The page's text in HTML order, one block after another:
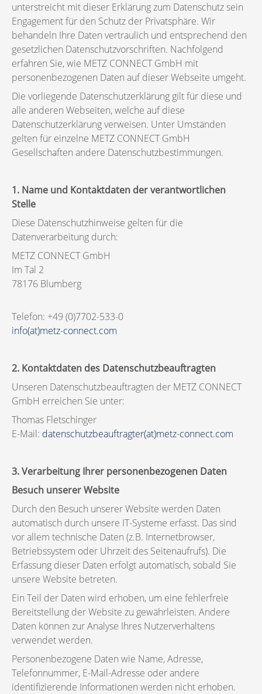
unterstreicht mit dieser Erklärung zum Datenschutz sein
Engagement für den Schutz der Privatsphäre. Wir
behandeln Ihre Daten vertraulich und entsprechend den
gesetzlichen Datenschutzvorschriften. Nachfolgend
erfahren Sie, wie METZ CONNECT GmbH mit
personenbezogenen Daten auf dieser Webseite umgeht.
Die vorliegende Datenschutzerklärung gilt für diese und
alle anderen Webseiten, welche auf diese
Datenschutzerklärung verweisen. Unter Umständen
gelten für einzelne METZ CONNECT GmbH
Gesellschaften andere Datenschutzbestimmungen.
1. Name und Kontaktdaten der verantwortlichen
Stelle
Diese Datenschutzhinweise gelten für die
Datenverarbeitung durch:
METZ CONNECT GmbH
Im Tal 2
78176 Blumberg
Telefon: +49 (0)7702-533-0
info(at)metz-connect.com
2. Kontaktdaten des Datenschutzbeauftragten
Unseren Datenschutzbeauftragten der METZ CONNECT
GmbH erreichen Sie unter:
Thomas Fletschinger
E-Mail: datenschutzbeauftragter(at)metz-connect.com
3. Verarbeitung Ihrer personenbezogenen Daten
Besuch unserer Website
Durch den Besuch unserer Website werden Daten
automatisch durch unsere IT-Systeme erfasst. Das sind
vor allem technische Daten (z.B. Internetbrowser,
Betriebssystem oder Uhrzeit des Seitenaufrufs). Die
Erfassung dieser Daten erfolgt automatisch, sobald Sie
unsere Website betreten.
Ein Teil der Daten wird erhoben, um eine fehlerfreie
Bereitstellung der Website zu gewährleisten. Andere
Daten können zur Analyse Ihres Nutzerverhaltens
verwendet werden.
Personenbezogene Daten wie Name, Adresse,
Telefonnummer, E-Mail-Adresse oder andere
identifizierende Informationen werden nicht erhoben.